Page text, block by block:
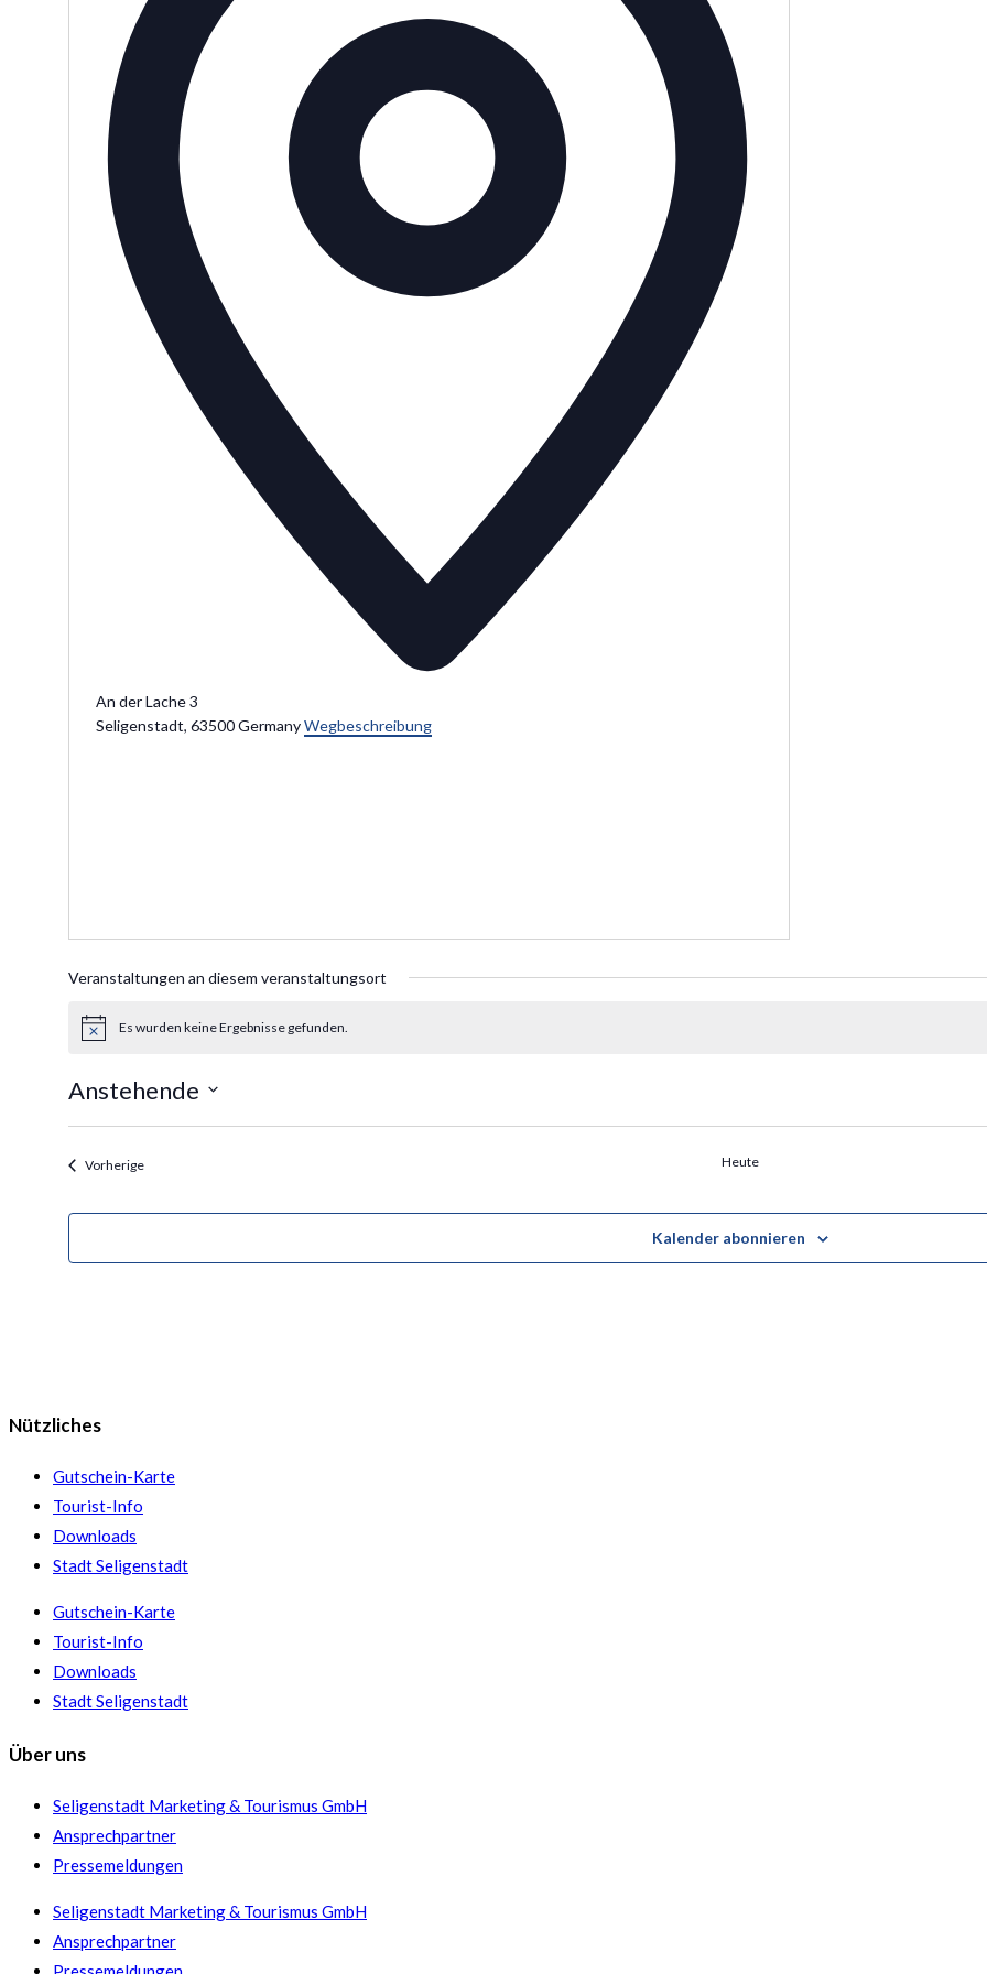
An der Lache 3
Seligenstadt, 63500 Germany Wegbeschreibung
Veranstaltungen an diesem veranstaltungsort
HinweisEs wurden keine Ergebnisse gefunden.
Anstehende
Datum
VorherigeVeranstaltungen Heute
Kalender abonnieren
Nützliches
Gutschein-Karte
Tourist-Info
Downloads
Stadt Seligenstadt
Gutschein-Karte
Tourist-Info
Downloads
Stadt Seligenstadt
Über uns
Seligenstadt Marketing & Tourismus GmbH
Ansprechpartner
Pressemeldungen
Seligenstadt Marketing & Tourismus GmbH
Ansprechpartner